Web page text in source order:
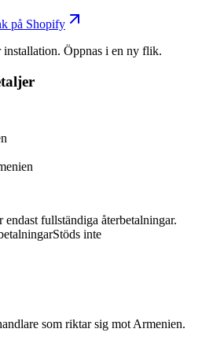
på Shopify
installation. Öppnas i en ny flik.
endast fullständiga återbetalningar.
Stöds inte
som riktar sig mot Armenien.